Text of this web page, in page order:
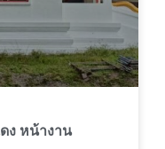
ง หน้างาน